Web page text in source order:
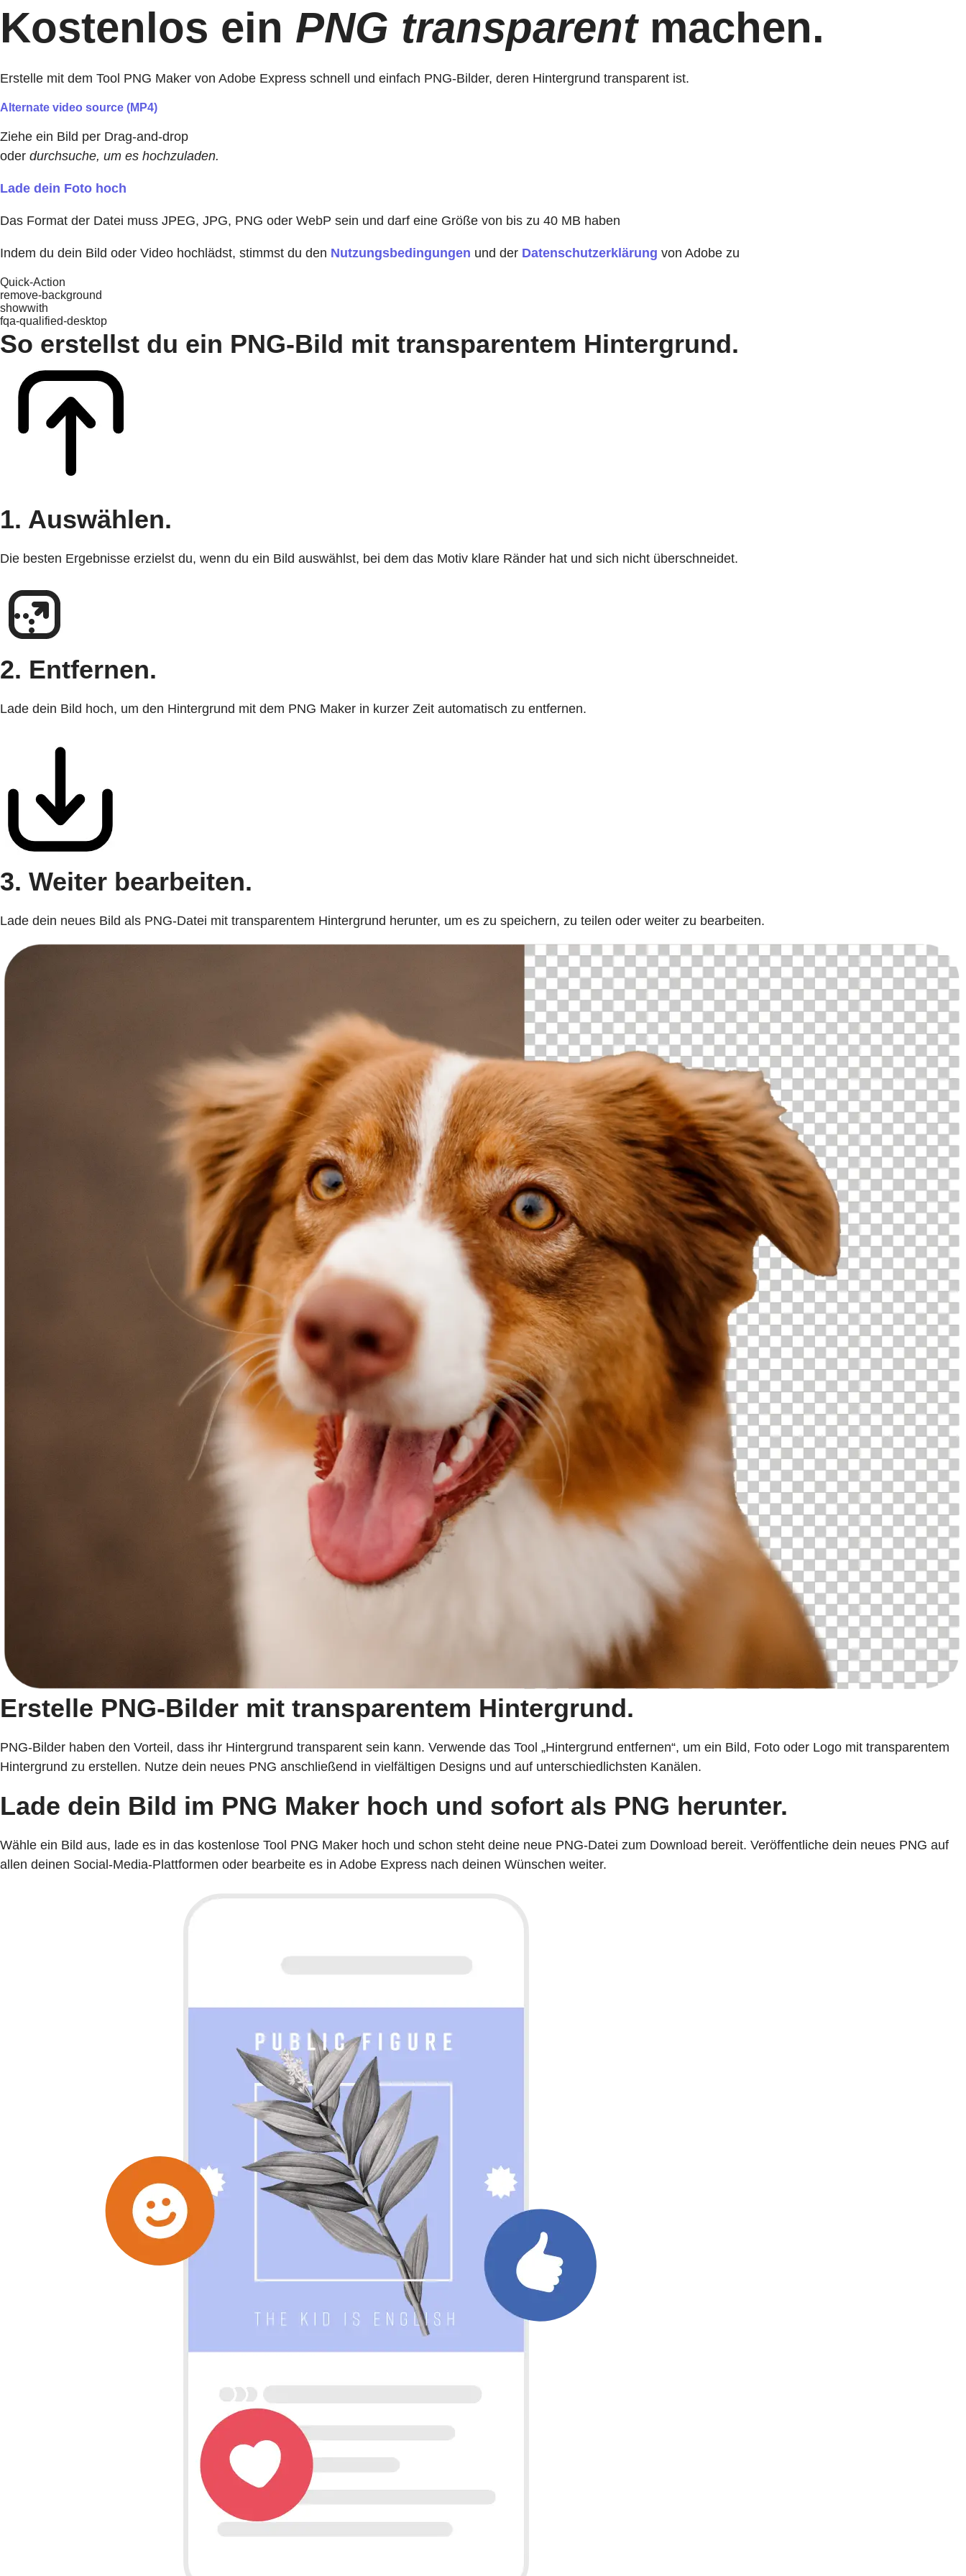
Kostenlos ein PNG transparentmachen.
Erstelle mit dem Tool PNG Maker von Adobe Express schnell und einfach PNG-Bilder, deren Hintergrund transparent ist.
Alternate video source (MP4)
Ziehe ein Bild per Drag-and-drop
oder durchsuche, um es hochzuladen.
Lade dein Foto hoch
Das Format der Datei muss JPEG, JPG, PNG oder WebP sein und darf eine Größe von bis zu 40 MB haben
Indem du dein Bild oder Video hochlädst, stimmst du den Nutzungsbedingungen und der Datenschutzerklärung von Adobe zu
Quick-Action
remove-background
showwith
fqa-qualified-desktop
So erstellst du ein PNG-Bild mit transparentem Hintergrund.
1. Auswählen.
Die besten Ergebnisse erzielst du, wenn du ein Bild auswählst, bei dem das Motiv klare Ränder hat und sich nicht überschneidet.
2. Entfernen.
Lade dein Bild hoch, um den Hintergrund mit dem PNG Maker in kurzer Zeit automatisch zu entfernen.
3. Weiter bearbeiten.
Lade dein neues Bild als PNG-Datei mit transparentem Hintergrund herunter, um es zu speichern, zu teilen oder weiter zu bearbeiten.
Erstelle PNG-Bilder mit transparentem Hintergrund.
PNG-Bilder haben den Vorteil, dass ihr Hintergrund transparent sein kann. Verwende das Tool „Hintergrund entfernen“, um ein Bild, Foto oder Logo mit transparentem
Hintergrund zu erstellen. Nutze dein neues PNG anschließend in vielfältigen Designs und auf unterschiedlichsten Kanälen.
Lade dein Bild im PNG Maker hoch und sofort als PNG herunter.
Wähle ein Bild aus, lade es in das kostenlose Tool PNG Maker hoch und schon steht deine neue PNG-Datei zum Download bereit. Veröffentliche dein neues PNG auf
allen deinen Social-Media-Plattformen oder bearbeite es in Adobe Express nach deinen Wünschen weiter.